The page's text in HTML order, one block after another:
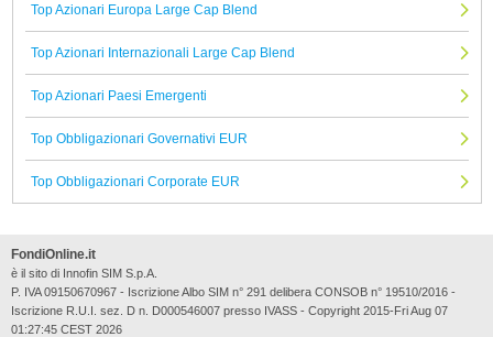
Top Azionari Europa Large Cap Blend
Top Azionari Internazionali Large Cap Blend
Top Azionari Paesi Emergenti
Top Obbligazionari Governativi EUR
Top Obbligazionari Corporate EUR
FondiOnline.it
è il sito di Innofin SIM S.p.A.
P. IVA 09150670967 - Iscrizione Albo SIM n° 291 delibera CONSOB n° 19510/2016 -
Iscrizione R.U.I. sez. D n. D000546007 presso IVASS - Copyright 2015-Fri Aug 07
01:27:45 CEST 2026